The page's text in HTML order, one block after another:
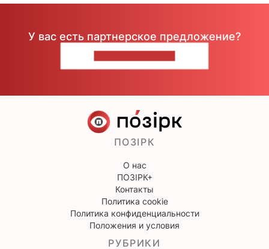
У вас есть партнерское предложение?
ПОЗІРК
О нас
ПОЗІРК+
Контакты
Политика cookie
Политика конфиденциальности
Положения и условия
РУБРИКИ